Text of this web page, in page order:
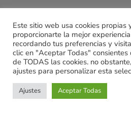
© Copyright 2021 | Centro de
y Salud
Este sitio web usa cookies propias
proporcionarte la mejor
recordando tus preferencias y
clic en "Aceptar Todas"
de TODAS las cookies. no
ajustes para personalizar esta
Ajustes Aceptar Todas